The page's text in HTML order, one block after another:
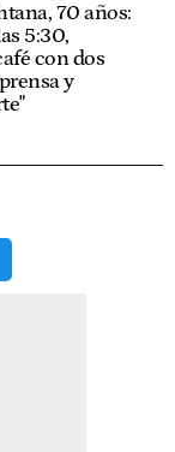
70 años:
5:30,
con dos
y